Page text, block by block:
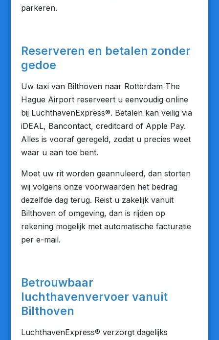
parkeren.
Reserveren en betalen zonder
gedoe
Uw taxi van Bilthoven naar Rotterdam The
Hague Airport reserveert u eenvoudig online
bij LuchthavenExpress®. Betalen kan veilig via
iDEAL, Bancontact, creditcard of Apple Pay.
Alles is vooraf geregeld, zodat u precies weet
waar u aan toe bent.
Moet uw rit worden geannuleerd, dan storten
wij volgens onze voorwaarden het bedrag
dezelfde dag terug. Reist u zakelijk vanuit
Bilthoven of omgeving, dan is rijden op
rekening mogelijk met automatische facturatie
per e-mail.
Betrouwbaar
luchthavenvervoer vanuit
Bilthoven
LuchthavenExpress® verzorgt dagelijks